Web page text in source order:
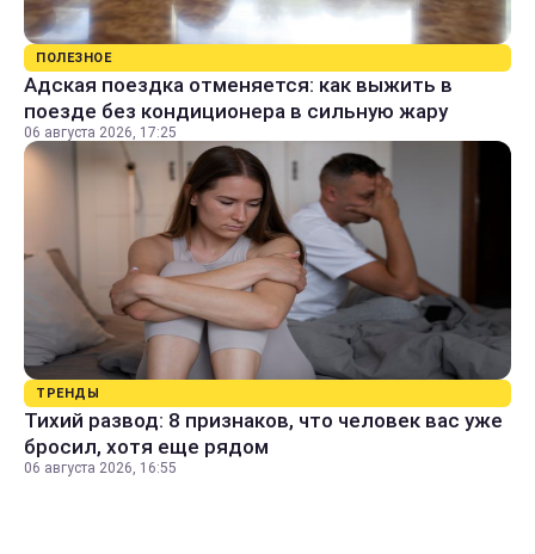
ПОЛЕЗНОЕ
Адская поездка отменяется: как выжить в
поезде без кондиционера в сильную жару
06 августа 2026, 17:25
ТРЕНДЫ
Тихий развод: 8 признаков, что человек вас уже
бросил, хотя еще рядом
06 августа 2026, 16:55